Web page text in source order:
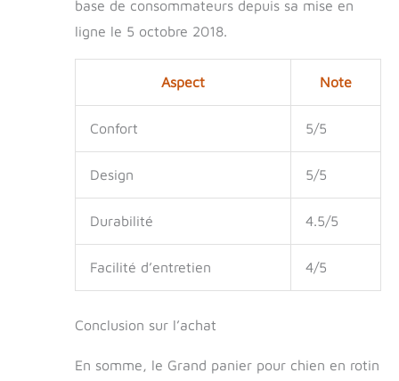
base de consommateurs depuis sa mise en
ligne le 5 octobre 2018.
Aspect Note
Confort 5/5
Design 5/5
Durabilité 4.5/5
Facilité d’entretien 4/5
Conclusion sur l’achat
En somme, le Grand panier pour chien en rotin